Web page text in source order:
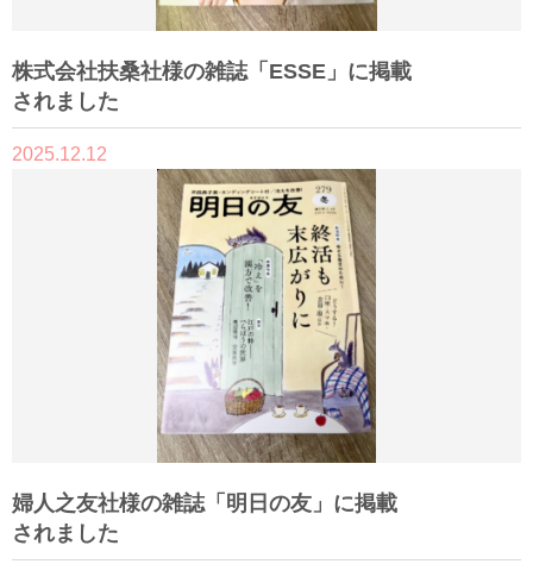
株式会社扶桑社様の雑誌「ESSE」に掲載
されました
2025.12.12
婦人之友社様の雑誌「明日の友」に掲載
されました